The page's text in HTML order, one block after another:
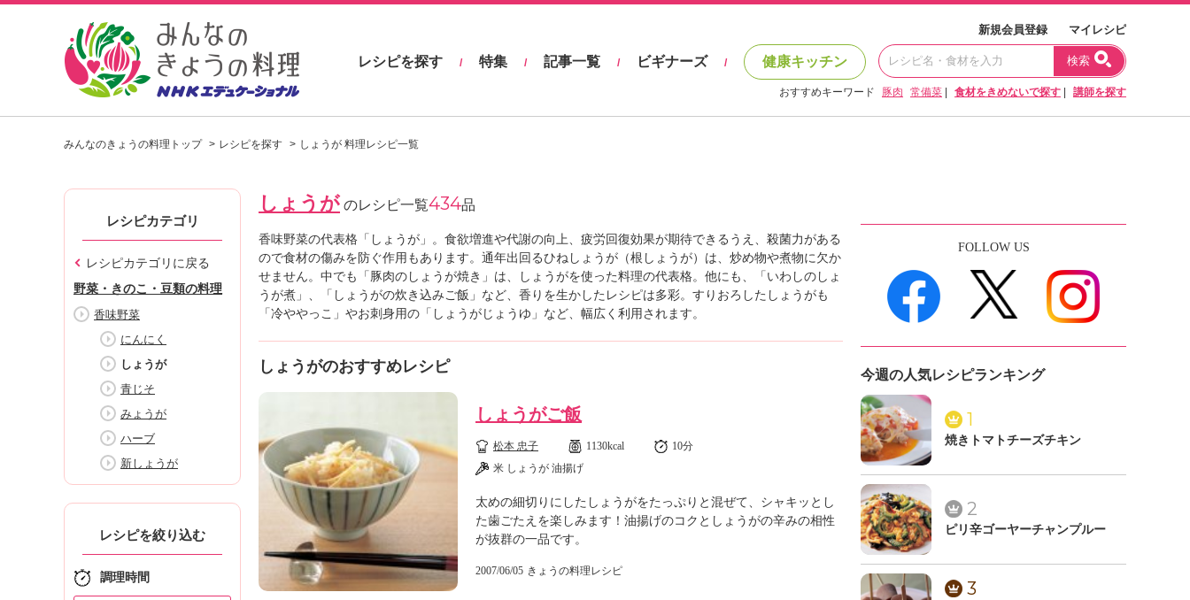
し
シ
を
見
つ
よ
N
ュ
ケ
ー
シ
ョ
ナ
ル
「
新規会員登録 マイレシピ
レシピを探す / 特集 / 記事一覧 / ビギナーズ / 健康キッチン 検索
おすすめキーワード 豚肉 常備菜 食材をきめないで探す 講師を探す
みんなのきょうの料理トップ レシピを探す しょうが 料理レシピ一覧
レシピカテゴリ
レシピカテゴリに戻る
野菜・きのこ・豆類の料理
香味野菜
にんにく
しょうが
青じそ
みょうが
ハーブ
新しょうが
レシピを絞り込む
調理時間
しょうが のレシピ一覧434品
香味野菜の代表格「しょうが」。食欲増進や代謝の向上、疲労回復効果が期待できるうえ、殺菌力がある
ので食材の傷みを防ぐ作用もあります。通年出回るひねしょうが（根しょうが）は、炒め物や煮物に欠か
せません。中でも「豚肉のしょうが焼き」は、しょうがを使った料理の代表格。他にも、「いわしのしょ
うが煮」、「しょうがの炊き込みご飯」など、香りを生かしたレシピは多彩。すりおろしたしょうがも
「冷ややっこ」やお刺身用の「しょうがじょうゆ」など、幅広く利用されます。
しょうがのおすすめレシピ
しょうがご飯
松本 忠子 1130kcal
10分
米 しょうが 油揚げ
太めの細切りにしたしょうがをたっぷりと混ぜて、シャキッとし
た歯ごたえを楽しみます！油揚げのコクとしょうがの辛みの相性
が抜群の一品です。
2007/06/05 きょうの料理レシピ
FOLLOW US
今週の人気レシピランキング
1
焼きトマトチーズチキン
2
ピリ辛ゴーヤーチャンプルー
3